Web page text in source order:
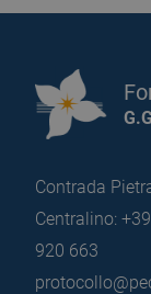
Contrada
Centralino:
920 663